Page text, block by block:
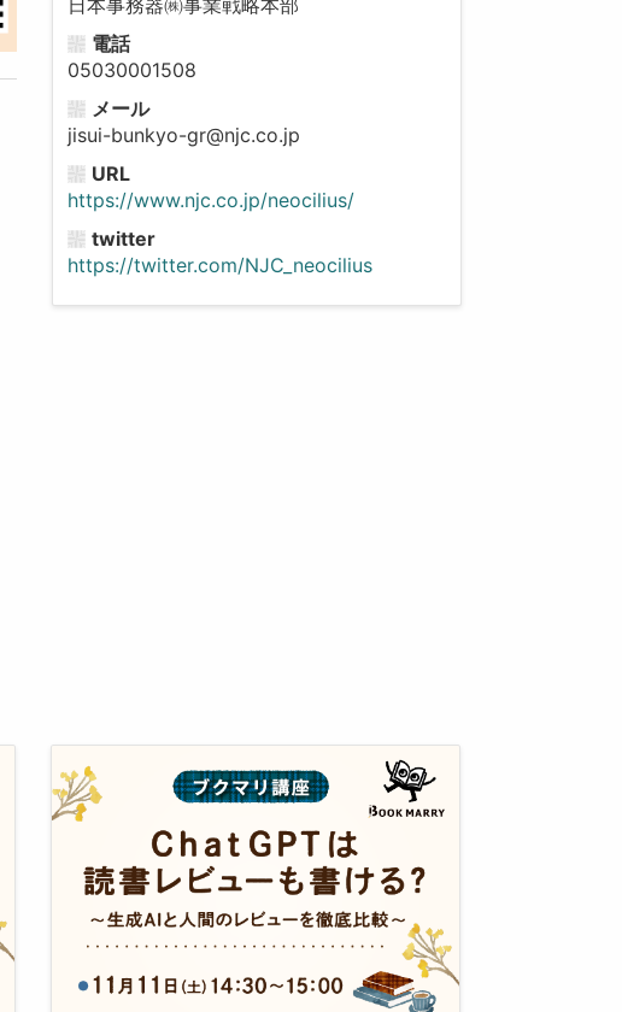
電話
05030001508
メール
jisui-bunkyo-gr@njc.co.jp
URL
https://www.njc.co.jp/neocilius/
twitter
https://twitter.com/NJC_neocilius